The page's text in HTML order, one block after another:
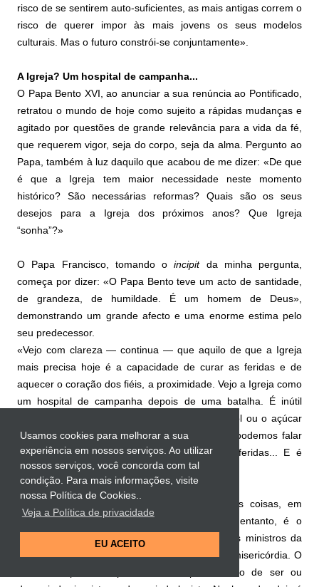
Usamos cookies para melhorar a sua
experiência em nossos serviços. Ao utilizar
nossos serviços, você concorda com tal
condição. Para mais informações, visite
nossa Política de Cookies..
Veja a Política de privacidade
EU ACEITO
risco de se sentirem auto-suficientes, as mais antigas correm o
risco de querer impor às mais jovens os seus modelos
culturais. Mas o futuro constrói-se conjuntamente».
A Igreja? Um hospital de campanha...
O Papa Bento XVI, ao anunciar a sua renúncia ao Pontificado,
retratou o mundo de hoje como sujeito a rápidas mudanças e
agitado por questões de grande relevância para a vida da fé,
que requerem vigor, seja do corpo, seja da alma. Pergunto ao
Papa, também à luz daquilo que acabou de me dizer: «De que
é que a Igreja tem maior necessidade neste momento
histórico? São necessárias reformas? Quais são os seus
desejos para a Igreja dos próximos anos? Que Igreja
“sonha”?»
O Papa Francisco, tomando oincipitda minha pergunta,
começa por dizer: «O Papa Bento teve um acto de santidade,
de grandeza, de humildade. É um homem de Deus»,
demonstrando um grande afecto e uma enorme estima pelo
seu predecessor.
«Vejo com clareza — continua — que aquilo de que a Igreja
mais precisa hoje é a capacidade de curar as feridas e de
aquecer o coração dos fiéis, a proximidade. Vejo a Igreja como
um hospital de campanha depois de uma batalha. É inútil
perguntar a um ferido grave se tem o colesterol ou o açúcar
altos. Devem curar-se as suas feridas. Depois podemos falar
de tudo o resto. Curar as feridas, curar as feridas... E é
necessário começar de baixo».
A Igreja por vezes encerrou-se em pequenas coisas, em
pequenos preceitos. O mais importante, no entanto, é o
primeiro anúncio: “Jesus Cristo salvou-te”. E os ministros da
Igreja devem ser, acima de tudo, ministros de misericórdia. O
confessor, por exemplo, corre sempre o risco de ser ou